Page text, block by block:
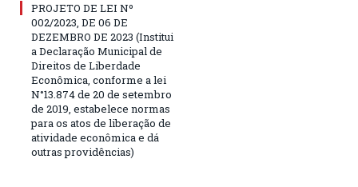
PROJETO DE LEI Nº
002/2023, DE 06 DE
DEZEMBRO DE 2023 (Institui
a Declaração Municipal de
Direitos de Liberdade
Econômica, conforme a lei
N°13.874 de 20 de setembro
de 2019, estabelece normas
para os atos de liberação de
atividade econômica e dá
outras providências)